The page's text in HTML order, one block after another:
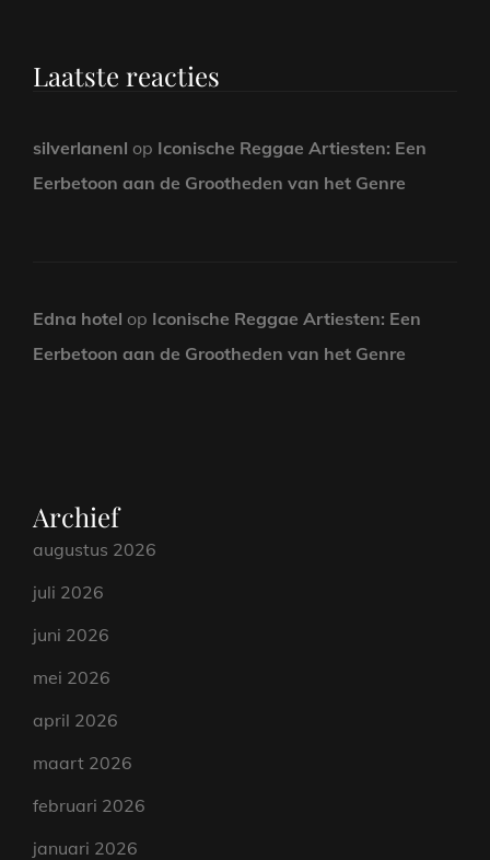
Laatste reacties
silverlanenl op Iconische Reggae Artiesten: Een
Eerbetoon aan de Grootheden van het Genre
Edna hotel op Iconische Reggae Artiesten: Een
Eerbetoon aan de Grootheden van het Genre
Archief
augustus 2026
juli 2026
juni 2026
mei 2026
april 2026
maart 2026
februari 2026
januari 2026